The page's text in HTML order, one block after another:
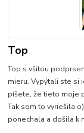
Top
Top s všitou
mieru. Vypýtali ste si
píšete, že tieto moje
Tak som to
ponechala a došila k